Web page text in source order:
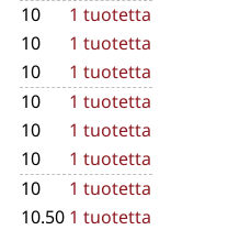
10
1 tuotetta
10
1 tuotetta
10
1 tuotetta
10
1 tuotetta
10
1 tuotetta
10
1 tuotetta
10
1 tuotetta
10.50 1 tuotetta